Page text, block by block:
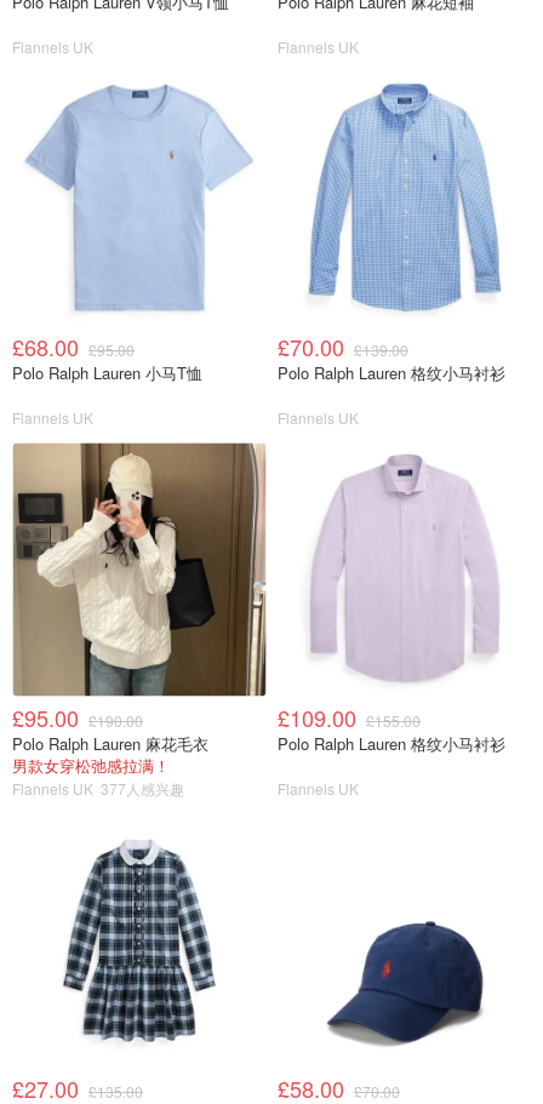
Flannels UK Flannels UK
£68.00 £95.00
Polo Ralph Lauren 小马T恤
Flannels UK
£70.00 £139.00
Polo Ralph Lauren 格纹小马衬衫
Flannels UK
£95.00 £190.00
Polo Ralph Lauren 麻花毛衣
男款女穿松弛感拉满！
Flannels UK 377人感兴趣
£109.00 £155.00
Polo Ralph Lauren 格纹小马衬衫
Flannels UK
£27.00 £135.00 £58.00 £70.00